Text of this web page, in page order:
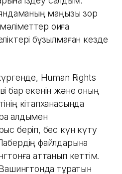
маңызы зор
оқиға
бұзылмаған кезде
Human Rights
бар екенін және оның
кітапханасында
алдымен
беріп, бес күн күту
файлдарына
аттанып кеттім.
тұратын